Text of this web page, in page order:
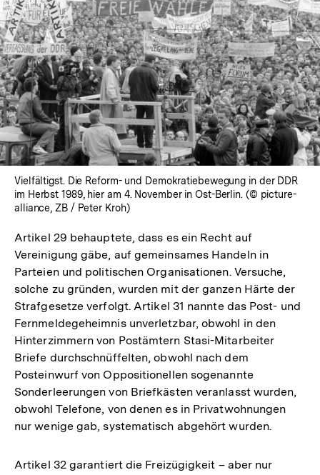
Vielfältigst. Die Reform- und Demokratiebewegung in der DDR
im Herbst 1989, hier am 4. November in Ost-Berlin. (© picture-
alliance, ZB / Peter Kroh)
Artikel 29 behauptete, dass es ein Recht auf
Vereinigung gäbe, auf gemeinsames Handeln in
Parteien und politischen Organisationen. Versuche,
solche zu gründen, wurden mit der ganzen Härte der
Strafgesetze verfolgt. Artikel 31 nannte das Post- und
Fernmeldegeheimnis unverletzbar, obwohl in den
Hinterzimmern von Postämtern Stasi-Mitarbeiter
Briefe durchschnüffelten, obwohl nach dem
Posteinwurf von Oppositionellen sogenannte
Sonderleerungen von Briefkästen veranlasst wurden,
obwohl Telefone, von denen es in Privatwohnungen
nur wenige gab, systematisch abgehört wurden.
Artikel 32 garantiert die Freizügigkeit – aber nur